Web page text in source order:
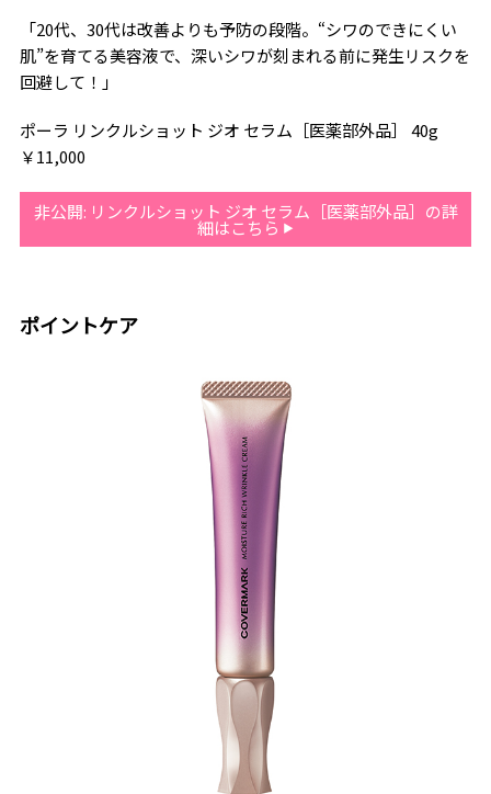
「20代、30代は改善よりも予防の段階。“シワのできにくい
肌”を育てる美容液で、深いシワが刻まれる前に発生リスクを
回避して！」
ポーラ リンクルショット ジオ セラム［医薬部外品］ 40g
￥11,000
非公開: リンクルショット ジオ セラム［医薬部外品］の詳
細はこちら
ポイントケア